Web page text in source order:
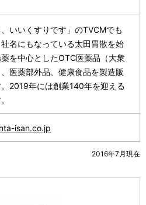
、いいくすりです」のTVCMでも
名にもなっている太田胃散を始
を中心としたOTC医薬品（大衆
医薬部外品、健康食品を製造販
2019年には創業140年を迎える
isan.co.jp
2016年7月現在